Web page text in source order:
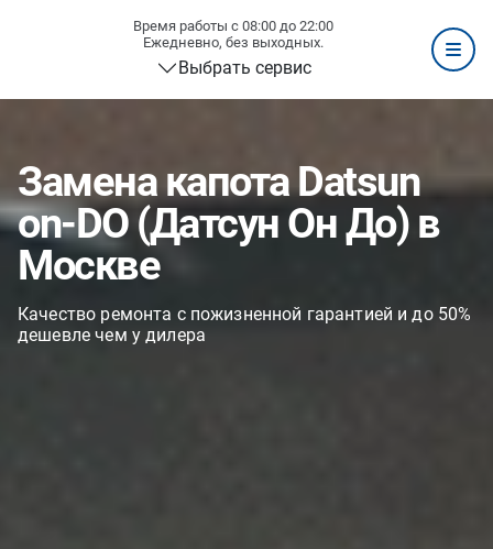
Время работы с 08:00 до 22:00
Ежедневно, без выходных.
Выбрать сервис
Замена капота Datsun
on-DO (Датсун Он До) в
Москве
Качество ремонта с пожизненной гарантией и до 50%
дешевле чем у дилера